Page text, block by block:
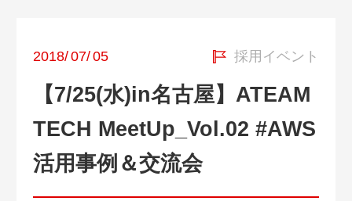
採用イベント
2018/07/05
【7/25(水)in名古屋】ATEAM
TECH MeetUp_Vol.02 #AWS
活用事例＆交流会